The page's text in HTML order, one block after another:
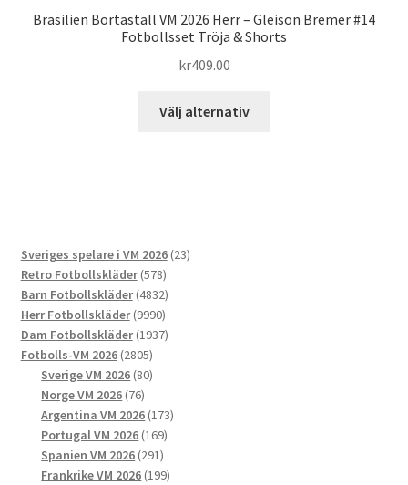
Brasilien Bortaställ VM 2026 Herr – Gleison Bremer #14
Fotbollsset Tröja & Shorts
kr409.00
Välj alternativ
Sveriges spelare i VM 2026 2323
Retro Fotbollskläder 578578
produkter
Barn Fotbollskläder 48324832
produkter
Herr Fotbollskläder 99909990
produkter
Dam Fotbollskläder 19371937
Fotbolls-VM 2026 28052805
produkter
Sverige VM 2026 8080
Norge VM 2026 7676
produkter
Argentina VM 2026 173173
Portugal VM 2026 169169
Spanien VM 2026 291291
produkter
Frankrike VM 2026 199199